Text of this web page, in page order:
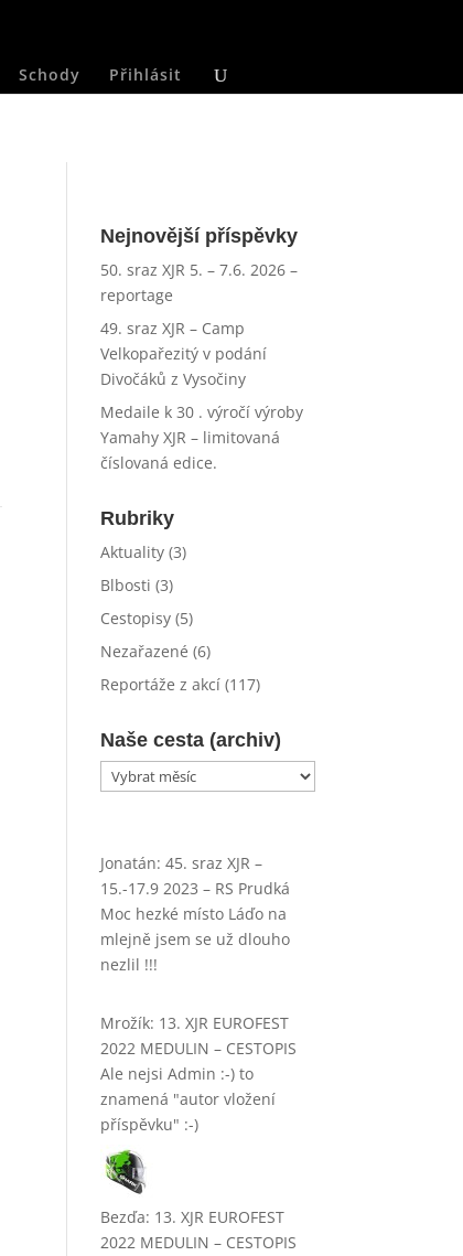
Schody Přihlásit
Nejnovější příspěvky
50. sraz XJR 5. – 7.6. 2026 –
reportage
49. sraz XJR – Camp
Velkopařezitý v podání
Divočáků z Vysočiny
Medaile k 30 . výročí výroby
Yamahy XJR – limitovaná
číslovaná edice.
Rubriky
Aktuality (3)
Blbosti (3)
Cestopisy (5)
Nezařazené (6)
Reportáže z akcí (117)
Naše cesta (archiv)
Naše
cesta
Jonatán:45. sraz XJR –
15.-17.9 2023 – RS Prudká
Moc hezké místo Láďo na
mlejně jsem se už dlouho
nezlil !!!
Mrožík: 13. XJR EUROFEST
2022 MEDULIN – CESTOPIS
Ale nejsi Admin :-) to
znamená "autor vložení
příspěvku" :-)
Bezďa: 13. XJR EUROFEST
2022 MEDULIN – CESTOPIS